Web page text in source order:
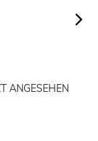
ANGESEHEN